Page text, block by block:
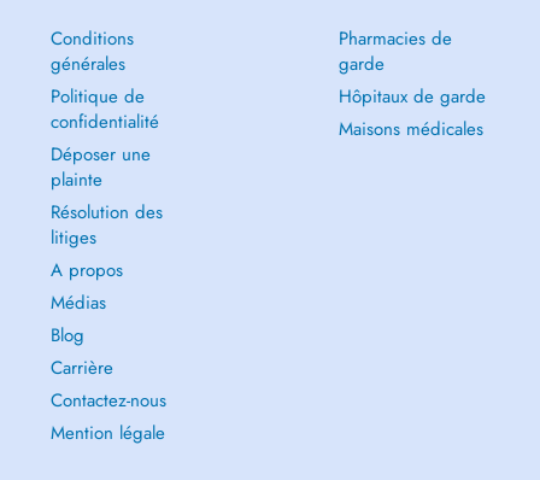
Conditions
générales
Politique de
confidentialité
Déposer une
plainte
Résolution des
litiges
A propos
Médias
Blog
Carrière
Contactez-nous
Mention légale
Pharmacies de
garde
Hôpitaux de garde
Maisons médicales